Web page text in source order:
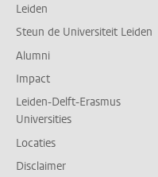
Leiden
Steun de Universiteit Leiden
Alumni
Impact
Leiden-Delft-Erasmus
Universities
Locaties
Disclaimer